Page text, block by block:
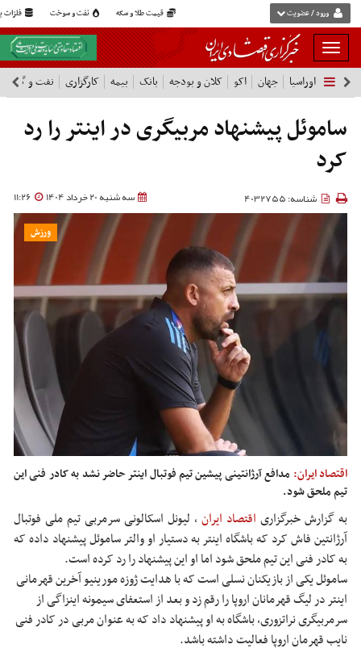
قیمت طلا و سکه نفت و سوخت فلزات ورود / عضویت
بار
و
بسته
نمودن
فهرست
اوراسیا جهان اکو کلان و بودجه بانک بیمه کارگزاری نفت و گاز
ساموئل پیشنهاد مربیگری در اینتر را رد
کرد
سه شنبه 20 خرداد 1404 11:26 شناسه: 4032755
ورزش
اقتصاد ایران: مدافع آرژانتینی پیشین تیم فوتبال اینتر حاضر نشد به کادر فنی این
تیم ملحق شود.
به گزارش خبرگزاری اقتصاد ایران ، لیونل اسکالونی سرمربی تیم ملی فوتبال
آرژانتین فاش کرد که باشگاه اینتر به دستیار او والتر ساموئل پیشنهاد داده که
به کادر فنی این تیم ملحق شود اما او این پیشنهاد را رد کرده است.
ساموئل یکی از بازیکنان نسلی است که با هدایت ژوزه مورینیو آخرین قهرمانی
اینتر در لیگ قهرمانان اروپا را رقم زد و بعد از استعفای سیمونه اینزاگی از
سرمربیگری نراتزوری، باشگاه به او پیشنهاد داد که به عنوان مربی در کادر فنی
نایب قهرمان اروپا فعالیت داشته باشد.